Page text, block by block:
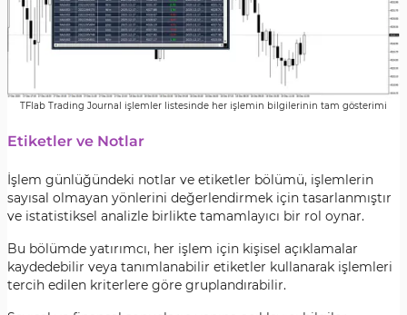
TFlab Trading Journal işlemler listesinde her işlemin bilgilerinin tam gösterimi
Etiketler ve Notlar
İşlem günlüğündeki notlar ve etiketler bölümü, işlemlerin
sayısal olmayan yönlerini değerlendirmek için tasarlanmıştır
ve istatistiksel analizle birlikte tamamlayıcı bir rol oynar.
Bu bölümde yatırımcı, her işlem için kişisel açıklamalar
kaydedebilir veya tanımlanabilir etiketler kullanarak işlemleri
tercih edilen kriterlere göre gruplandırabilir.